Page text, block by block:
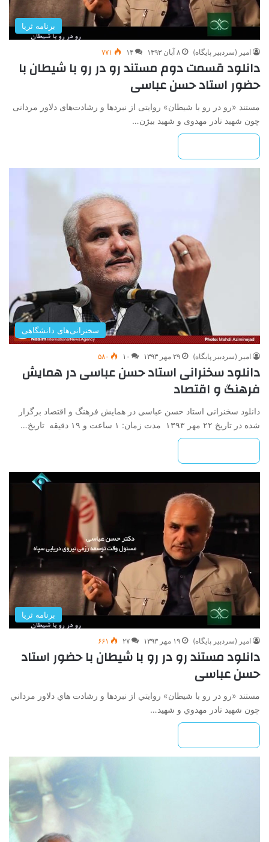
برنامه ثریا
امیر (سردبیر پایگاه) ۸ آبان ۱۳۹۳ ۱۴ ۷۷۱
دانلود قسمت دوم مستند رو در رو با شیطان با
حضور استاد حسن عباسی
مستند «رو در رو با شیطان» روایتی از نبردها و رشادت‌های دلاور مردانی
چون شهید نادر مهدوی و شهید بیژن…
سخنرانی‌های دانشگاهی
امیر (سردبیر پایگاه) ۲۹ مهر ۱۳۹۳ ۱۰ ۵۸۰
دانلود سخنرانی استاد حسن عباسی در همایش
فرهنگ و اقتصاد
دانلود سخنرانی استاد حسن عباسی در همایش فرهنگ و اقتصاد برگزار
شده در تاریخ ۲۲ مهر ۱۳۹۳ مدت زمان: ۱ ساعت و ۱۹ دقیقه تاریخ…
برنامه ثریا
امیر (سردبیر پایگاه) ۱۹ مهر ۱۳۹۳ ۲۷ ۶۶۱
دانلود مستند رو در رو با شیطان با حضور استاد
حسن عباسی
مستند «رو در رو با شيطان» روايتي از نبردها و رشادت هاي دلاور مرداني
چون شهيد نادر مهدوي و شهيد…